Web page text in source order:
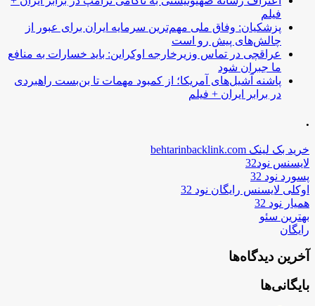
فیلم
پزشکیان: وفاق ملی مهم‌ترین سرمایه ایران برای عبور از
چالش‌های پیش رو است
عراقچی در تماس وزیرخارجه اوکراین: باید خسارات به منافع
ما جبران شود
پاشنه آشیل‌های آمریکا؛ از کمبود مهمات تا بن‌بست راهبردی
در برابر ایران + فیلم
.
خرید بک لینک behtarinbacklink.com
لایسنس نود32
پسورد نود 32
اوکلی لایسنس رایگان نود 32
همیار نود 32
بهترین سئو
رایگان
آخرین دیدگاه‌ها
بایگانی‌ها